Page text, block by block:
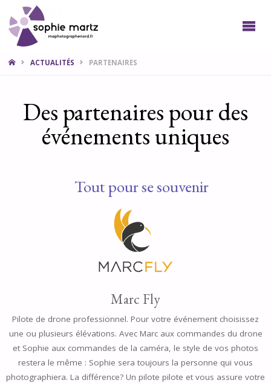
NORD
ACTUALITÉS PARTENAIRES
Des partenaires pour des
événements uniques
Tout pour se souvenir
Marc Fly
Pilote de drone professionnel. Pour votre événement choisissez
une ou plusieurs élévations. Avec Marc aux commandes du drone
et Sophie aux commandes de la caméra, le style de vos photos
restera le même : Sophie sera toujours la personne qui vous
photographiera. La différence? Un pilote pilote et vous assure votre